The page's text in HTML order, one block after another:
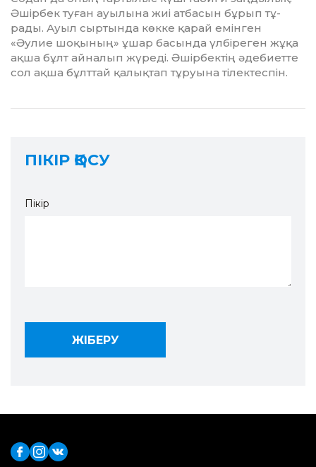
Әшірбек туған ауылына жиі атбасын бұрып тұ­
рады. Ауыл сыртында көкке қа­рай емінген
«Әулие шоқы­ның» ұшар басында үлбіреген жұқа
ақша бұлт айналып жү­ре­ді. Әшірбектің әдебиетте
сол ақша бұлттай қалықтап тұ­руына тілектеспін.
ПІКІР ҚОСУ
Пікір